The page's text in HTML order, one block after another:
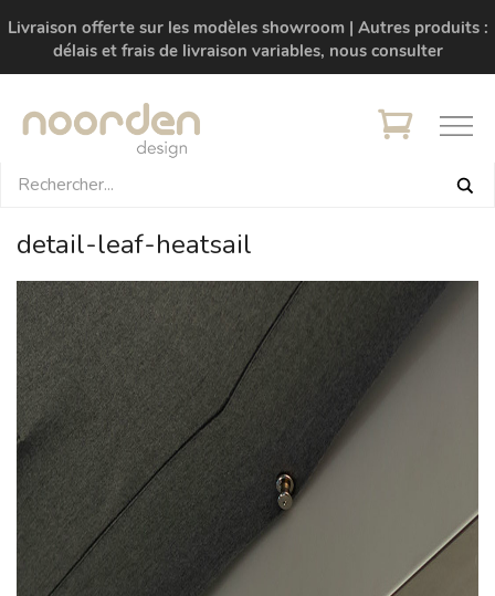
Livraison offerte sur les modèles showroom | Autres produits :
délais et frais de livraison variables, nous consulter
detail-leaf-heatsail